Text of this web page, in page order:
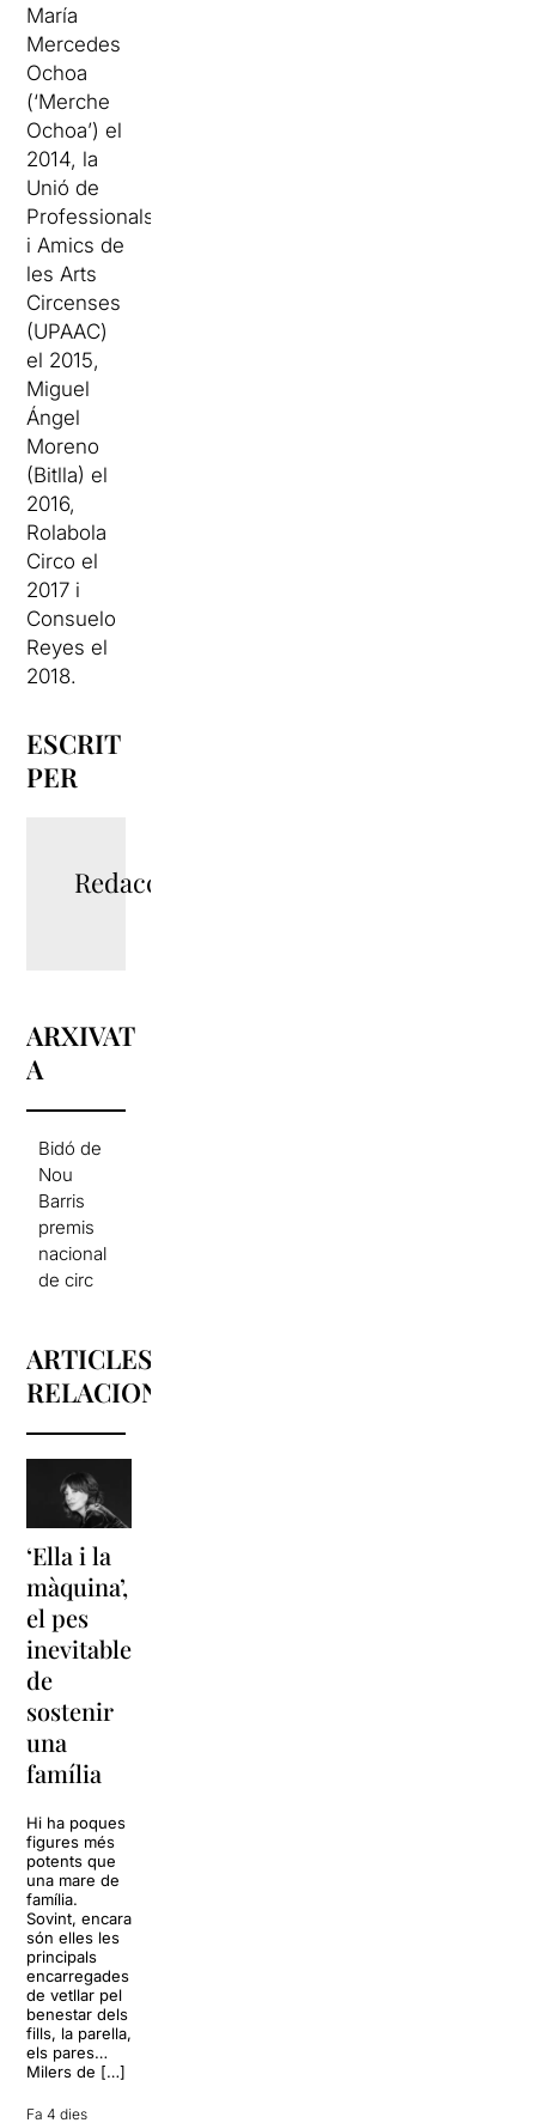
María
Mercedes
Ochoa
(‘Merche
Ochoa’) el
2014, la
Unió de
Professionals
i Amics de
les Arts
Circenses
(UPAAC)
el 2015,
Miguel
Ángel
Moreno
(Bitlla) el
2016,
Rolabola
Circo el
2017 i
Consuelo
Reyes el
2018.
ESCRIT
PER
Redacció
ARXIVAT
A
Bidó de
Nou
Barris
premis
nacional
de circ
ARTICLES
RELACIONATS
‘Ella i la
màquina’,
el pes
inevitable
de
sostenir
una
família
Hi ha poques
figures més
potents que
una mare de
família.
Sovint, encara
són elles les
principals
encarregades
de vetllar pel
benestar dels
fills, la parella,
els pares…
Milers de […]
Fa 4 dies